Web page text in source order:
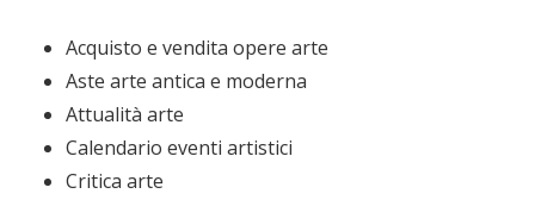
Acquisto e vendita opere arte
Aste arte antica e moderna
Attualità arte
Calendario eventi artistici
Critica arte